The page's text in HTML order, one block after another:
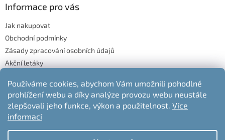
Používáme cookies, abychom Vám umožnili pohodlné
prohlížení webu a díky analýze provozu webu neustále
zlepšovali jeho funkce, výkon a použitelnost. Více
informací
Informace pro vás
Jak nakupovat
Obchodní podmínky
Zásady zpracování osobních údajů
Akční letáky
Moje objednávka
Odstoupení od kupní smlouvy